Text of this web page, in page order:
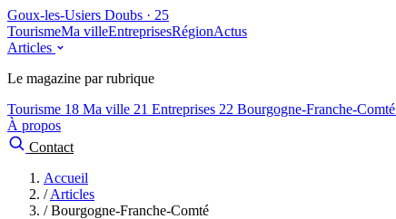
Goux-les-Usiers Doubs · 25
TourismeMa villeEntreprisesRégionActus
Articles
Le magazine par rubrique
Tourisme 18 Ma ville 21 Entreprises 22 Bourgogne-Franche-Comté
À propos
Contact
Accueil
/ Articles
/ Bourgogne-Franche-Comté